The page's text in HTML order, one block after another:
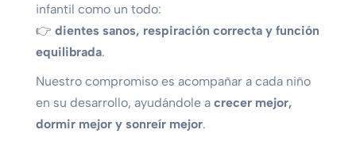
infantil como un todo:
👉 dientes sanos, respiración correcta y función
equilibrada.
Nuestro compromiso es acompañar a cada niño
en su desarrollo, ayudándole a crecer mejor,
dormir mejor y sonreír mejor.